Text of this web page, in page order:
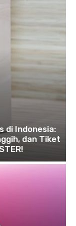
di Indonesia:
dan Tiket